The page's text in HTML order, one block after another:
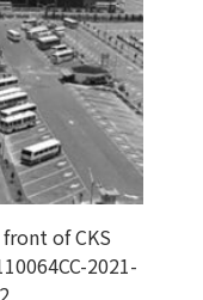
of CKS
2021-